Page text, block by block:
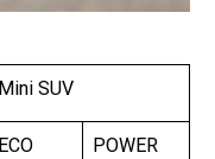
Mini SUV
ECO POWER